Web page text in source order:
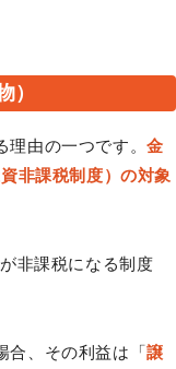
）
理由の一つです。金
非課税制度）の対象
非課税になる制度
合、その利益は「譲